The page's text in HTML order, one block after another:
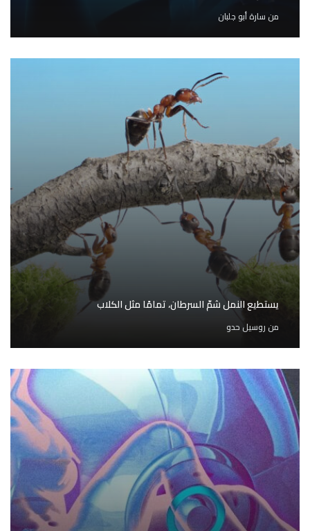
من سارة أبو جلبان
يستطيع النمل شمّ السرطان، تمامًا مثل الكلاب
من روسيل حدو